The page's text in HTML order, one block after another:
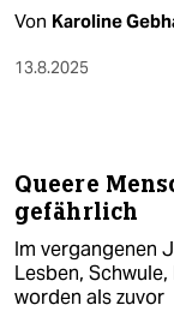
Von Karoline
13.8.2025
Queere
gefährlich
Im vergangenen
Lesben,
worden als zuvor